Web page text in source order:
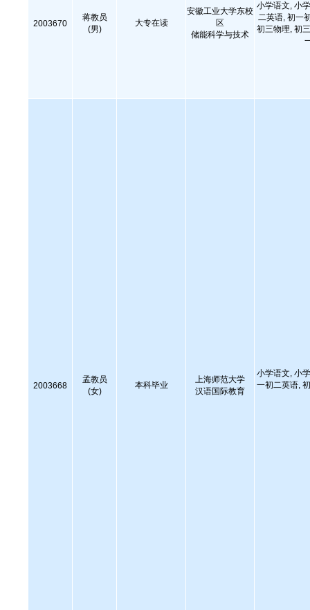
2003670
蒋教员
(男)
大专在读
安徽工业大学东校
区
储能科学与技术
小学语文, 小
二英语, 初一
初三物理, 初
2003668
孟教员
(女)
本科毕业
上海师范大学
汉语国际教育
小学语文, 小
一初二英语,